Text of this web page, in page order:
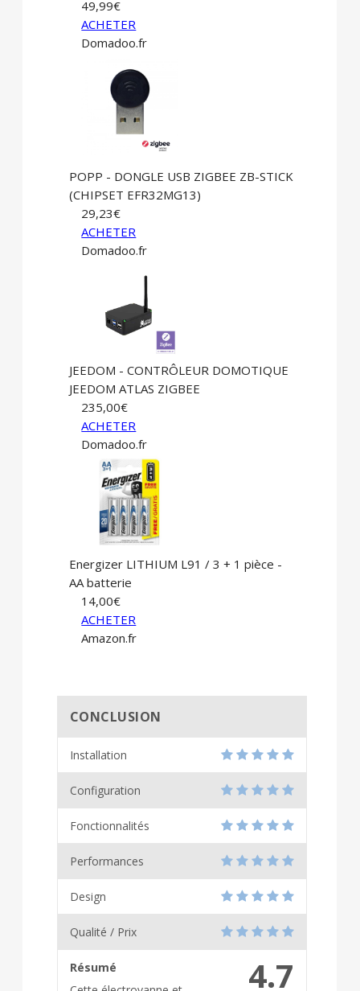
49,99€
ACHETER
Domadoo.fr
POPP - DONGLE USB ZIGBEE ZB-STICK
(CHIPSET EFR32MG13)
29,23€
ACHETER
Domadoo.fr
JEEDOM - CONTRÔLEUR DOMOTIQUE
JEEDOM ATLAS ZIGBEE
235,00€
ACHETER
Domadoo.fr
Energizer LITHIUM L91 / 3 + 1 pièce -
AA batterie
14,00€
ACHETER
Amazon.fr
CONCLUSION
Installation
Configuration
Fonctionnalités
Performances
Design
Qualité / Prix
4.7
Résumé